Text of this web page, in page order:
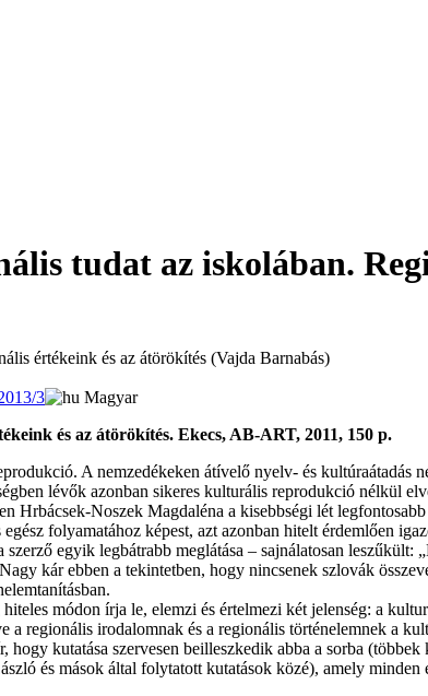
tudat az iskolában.
értékeink és az átörökítés (Vajda Barnabás)
3
Magyar
és az átörökítés. Ekecs, AB-ART, 2011, 150 p.
A nemzedékeken átívelő nyelv- és kultúraátadás
lévők azonban sikeres kulturális reprodukció nélkül
Hrbácsek-Noszek Magdaléna a kisebbségi lét
folyamatához képest, azt azonban hitelt érdemlően
egyik legbátrabb meglátása – sajnálatosan
kár ebben a tekintetben, hogy nincsenek szlovák
módon írja le, elemzi és értelmezi két jelenség: a
regionális irodalomnak és a regionális történelemnek a
kutatása szervesen beilleszkedik abba a sorba
és mások által folytatott kutatások közé), amely